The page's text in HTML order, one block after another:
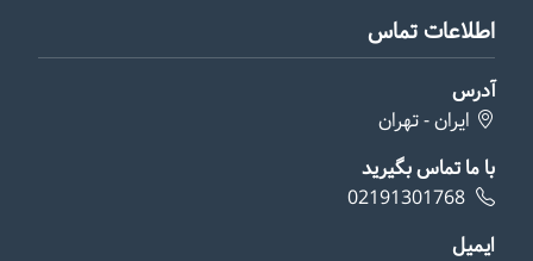
اطلاعات تماس
آدرس
ایران - تهران
با ما تماس بگیرید
02191301768
ایمیل